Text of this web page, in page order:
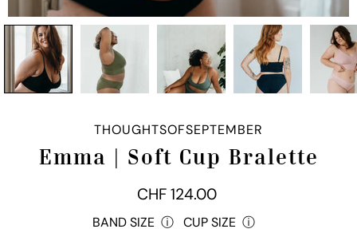
THOUGHTSOFSEPTEMBER
Emma | Soft Cup Bralette
CHF 124.00
BAND SIZE ⓘ CUP SIZE ⓘ